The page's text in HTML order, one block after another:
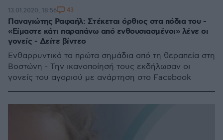
Παναγιώτης Ραφαήλ: Στέκεται όρθιος στα πόδια του -
«Είμαστε κάτι παραπάνω από ενθουσιασμένοι» λένε οι
γονείς - Δείτε βίντεο
Ενθαρρυντικά τα πρώτα σημάδια από τη θεραπεία στη
Βοστώνη - Την ικανοποίησή τους εκδήλωσαν οι
γονείς του αγοριού με ανάρτηση στο Facebook
13.01.2020, 18:56 43